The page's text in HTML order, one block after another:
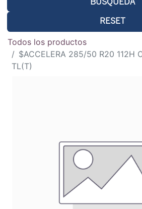
RESET
Todos los productos
$ACCELERA 285/50 R20 112H
TL(T)